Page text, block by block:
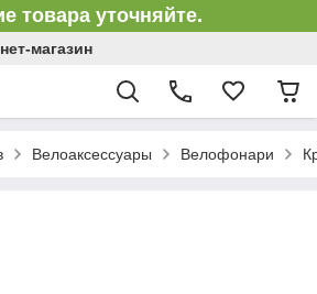
товара уточняйте.
магазин
Велоаксессуары Велофонари